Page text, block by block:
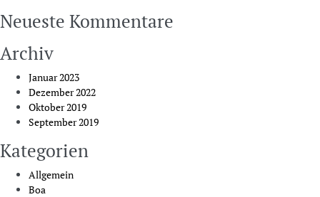
Neueste Kommentare
Archiv
Januar 2023
Dezember 2022
Oktober 2019
September 2019
Kategorien
Allgemein
Boa